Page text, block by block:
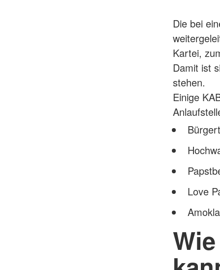
Die bei
Kartei,
Damit ist
stehen.
Einige
Love